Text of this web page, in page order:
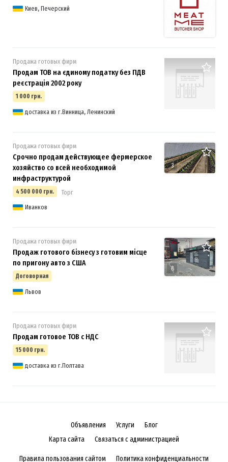
Киев, Печерский
Продажа готовых фирм
Продам ТОВ на єдиному податку без ПДВ
реєстрація 2002 року
1 000 грн.
доставка из г.Винница, Ленинский
3
Продажа готовых фирм
Срочно продам действующее фермерское
хозяйство со всей необходимой
инфраструктурой
4 500 000 грн.
Торг
Иванков
8
Продажа готовых фирм
Продаж готового бізнесу з готовим місце
по пригону авто з США
Договорная
Львов
Продажа готовых фирм
Продам готовое ТОВ с НДС
15 000 грн.
доставка из г.Полтава
Объявления Услуги
Блог
Карта сайта
Связаться с администрацией
Правила пользования сайтом Политика конфиденциальности